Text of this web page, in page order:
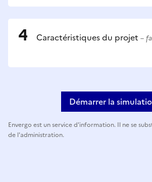
Caractéristiques du projet –
Démarrer la
Envergo est un service d'information. Il ne se
de l'administration.